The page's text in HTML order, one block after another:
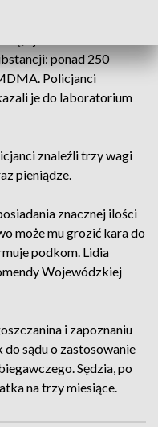
ponad 250
Policjanci
je do laboratorium
znaleźli trzy wagi
pieniądze.
znacznej ilości
może mu grozić kara do
podkom. Lidia
Wojewódzkiej
i zapoznaniu
do sądu o zastosowanie
Sędzia, po
na trzy miesiące.